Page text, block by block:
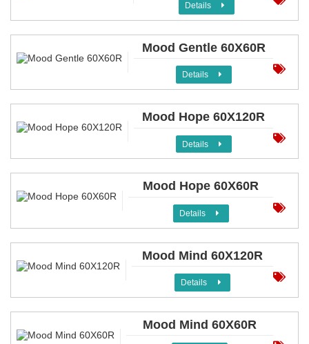
Details
Mood Gentle 60X60R
Details
Mood Hope 60X120R
Details
Mood Hope 60X60R
Details
Mood Mind 60X120R
Details
Mood Mind 60X60R